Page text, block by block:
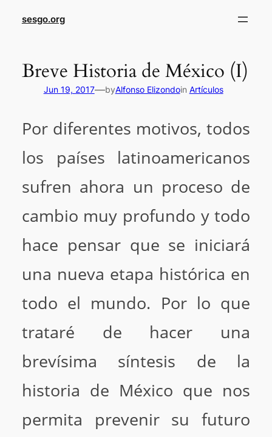
sesgo.org
Breve Historia de México (I)
Jun 19, 2017—byAlfonso Elizondoin Artículos
Por diferentes motivos, todos
los países latinoamericanos
sufren ahora un proceso de
cambio muy profundo y todo
hace pensar que se iniciará
una nueva etapa histórica en
todo el mundo. Por lo que
trataré de hacer una
brevísima síntesis de la
historia de México que nos
permita prevenir su futuro